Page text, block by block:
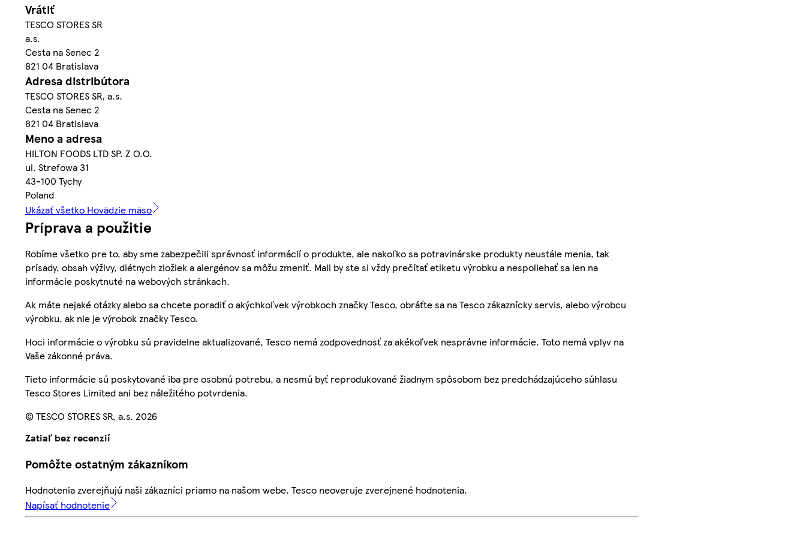
Vrátiť
TESCO STORES SR
a.s.
Cesta na Senec 2
821 04 Bratislava
Adresa distribútora
TESCO STORES SR, a.s.
Cesta na Senec 2
821 04 Bratislava
Meno a adresa
HILTON FOODS LTD SP. Z O.O.
ul. Strefowa 31
43-100 Tychy
Poland
Ukázať všetko Hovädzie mäso
Príprava a použitie
Robíme všetko pre to, aby sme zabezpečili správnosť informácií o produkte, ale nakoľko sa potravinárske produkty neustále menia, tak
prísady, obsah výživy, diétnych zložiek a alergénov sa môžu zmeniť. Mali by ste si vždy prečítať etiketu výrobku a nespoliehať sa len na
informácie poskytnuté na webových stránkach.
Ak máte nejaké otázky alebo sa chcete poradiť o akýchkoľvek výrobkoch značky Tesco, obráťte sa na Tesco zákaznícky servis, alebo výrobcu
výrobku, ak nie je výrobok značky Tesco.
Hoci informácie o výrobku sú pravidelne aktualizované, Tesco nemá zodpovednosť za akékoľvek nesprávne informácie. Toto nemá vplyv na
Vaše zákonné práva.
Tieto informácie sú poskytované iba pre osobnú potrebu, a nesmú byť reprodukované žiadnym spôsobom bez predchádzajúceho súhlasu
Tesco Stores Limited ani bez náležitého potvrdenia.
© TESCO STORES SR, a.s. 2026
Zatiaľ bez recenzií
Pomôžte ostatným zákazníkom
Hodnotenia zverejňujú naši zákazníci priamo na našom webe. Tesco neoveruje zverejnené hodnotenia.
Napísať hodnotenie